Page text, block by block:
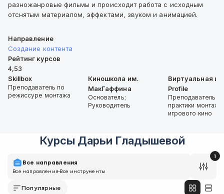
разножанровые фильмы и происходит работа с исходным
отснятым материалом, эффектами, звуком и анимацией.
Направление
Создание контента
Рейтинг курсов
4,53
Skillbox
Преподаватель по
режиссуре монтажа
Киношкола им.
МакГаффина
Основатель;
Руководитель
Виртуальная
Profile
Преподаватель
практики монтажа
игрового кино
Курсы Дарьи Гладышевой
Все направления
Все направленияВсе инструменты
1
Популярные